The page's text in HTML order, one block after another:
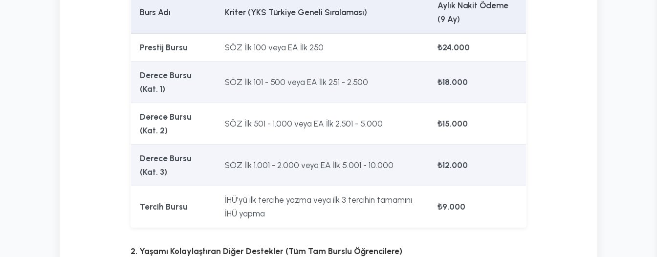
Burs Adı Kriter (YKS Türkiye Geneli Sıralaması)
Aylık Nakit Ödeme
(9 Ay)
Prestij Bursu SÖZ İlk 100 veya EA İlk 250 ₺24.000
Derece Bursu
(Kat. 1)
SÖZ İlk 101 - 500 veya EA İlk 251 - 2.500 ₺18.000
Derece Bursu
(Kat. 2)
SÖZ İlk 501 - 1.000 veya EA İlk 2.501 - 5.000 ₺15.000
Derece Bursu
(Kat. 3)
SÖZ İlk 1.001 - 2.000 veya EA İlk 5.001 - 10.000 ₺12.000
Tercih Bursu
İHÜ'yü ilk tercihe yazma veya ilk 3 tercihin tamamını
İHÜ yapma
₺9.000
2. Yaşamı Kolaylaştıran Diğer Destekler (Tüm Tam Burslu Öğrencilere)